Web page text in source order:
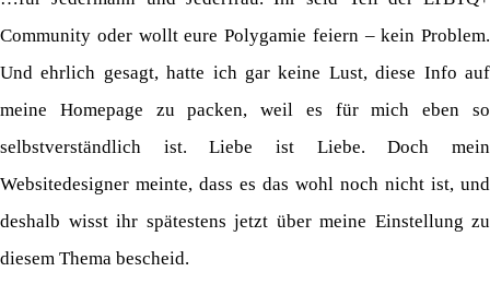
Community oder wollt eure Polygamie feiern – kein Problem.
Und ehrlich gesagt, hatte ich gar keine Lust, diese Info auf
meine Homepage zu packen, weil es für mich eben so
selbstverständlich ist. Liebe ist Liebe. Doch mein
Websitedesigner meinte, dass es das wohl noch nicht ist, und
deshalb wisst ihr spätestens jetzt über meine Einstellung zu
diesem Thema bescheid.